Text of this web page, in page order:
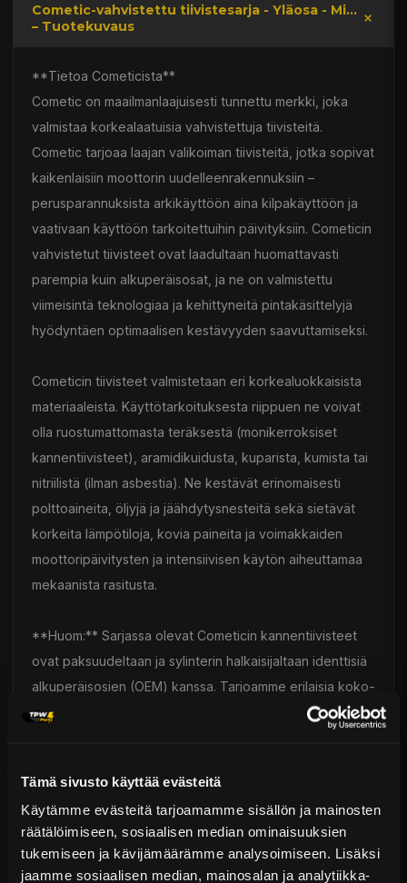
Tämä sivusto käyttää evästeitä
Käytämme evästeitä tarjoamamme sisällön ja mainosten
räätälöimiseen, sosiaalisen median ominaisuuksien
tukemiseen ja kävijämäärämme analysoimiseen. Lisäksi
jaamme sosiaalisen median, mainosalan ja analytiikka-
Cometic-vahvistettu tiivistesarja - Yläosa - Mi...
– Tuotekuvaus
**Tietoa Cometicista**
Cometic on maailmanlaajuisesti tunnettu merkki, joka
valmistaa korkealaatuisia vahvistettuja tiivisteitä.
Cometic tarjoaa laajan valikoiman tiivisteitä, jotka sopivat
kaikenlaisiin moottorin uudelleenrakennuksiin –
perusparannuksista arkikäyttöön aina kilpakäyttöön ja
vaativaan käyttöön tarkoitettuihin päivityksiin. Cometicin
vahvistetut tiivisteet ovat laadultaan huomattavasti
parempia kuin alkuperäisosat, ja ne on valmistettu
viimeisintä teknologiaa ja kehittyneitä pintakäsittelyjä
hyödyntäen optimaalisen kestävyyden saavuttamiseksi.
Cometicin tiivisteet valmistetaan eri korkealuokkaisista
materiaaleista. Käyttötarkoituksesta riippuen ne voivat
olla ruostumattomasta teräksestä (monikerroksiset
kannentiivisteet), aramidikuidusta, kuparista, kumista tai
nitriilistä (ilman asbestia). Ne kestävät erinomaisesti
polttoaineita, öljyjä ja jäähdytysnesteitä sekä sietävät
korkeita lämpötiloja, kovia paineita ja voimakkaiden
moottoripäivitysten ja intensiivisen käytön aiheuttamaa
mekaanista rasitusta.
**Huom:** Sarjassa olevat Cometicin kannentiivisteet
ovat paksuudeltaan ja sylinterin halkaisijaltaan identtisiä
alkuperäisosien (OEM) kanssa. Tarjoamme erilaisia koko-
ja paksuusvaihtoehtoja – ota yhteyttä lisätietoja varten.
Kaupan sijainnissa olevat tuotteet 1–3 arkipäivässä
Päävaraston tuotteet 7 arkipäivässä
Jälkitoimitustuotteet noin 20 arkipäivässä
Tekniset kysymykset
Sähköposti:asiakaspalvelu@tpwparts.com
Tiivistesarjat